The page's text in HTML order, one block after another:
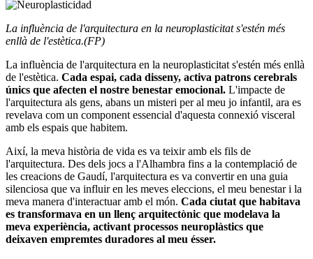
La influència de l'arquitectura en la neuroplasticitat s'estén més
enllà de l'estètica.(FP)
La influència de l'arquitectura en la neuroplasticitat s'estén més enllà
de l'estètica. Cada espai, cada disseny, activa patrons cerebrals
únics que afecten el nostre benestar emocional. L'impacte de
l'arquitectura als gens, abans un misteri per al meu jo infantil, ara es
revelava com un component essencial d'aquesta connexió visceral
amb els espais que habitem.
Així, la meva història de vida es va teixir amb els fils de
l'arquitectura. Des dels jocs a l'Alhambra fins a la contemplació de
les creacions de Gaudí, l'arquitectura es va convertir en una guia
silenciosa que va influir en les meves eleccions, el meu benestar i la
meva manera d'interactuar amb el món. Cada ciutat que habitava
es transformava en un llenç arquitectònic que modelava la
meva experiència, activant processos neuroplàstics que
deixaven empremtes duradores al meu ésser.